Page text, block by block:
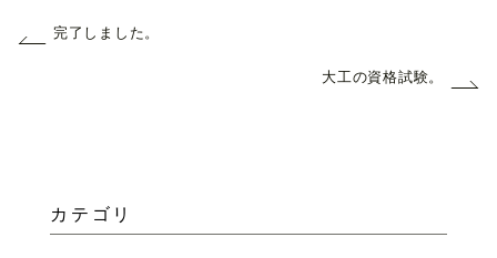
完了しました。
大工の資格試験。
カテゴリ